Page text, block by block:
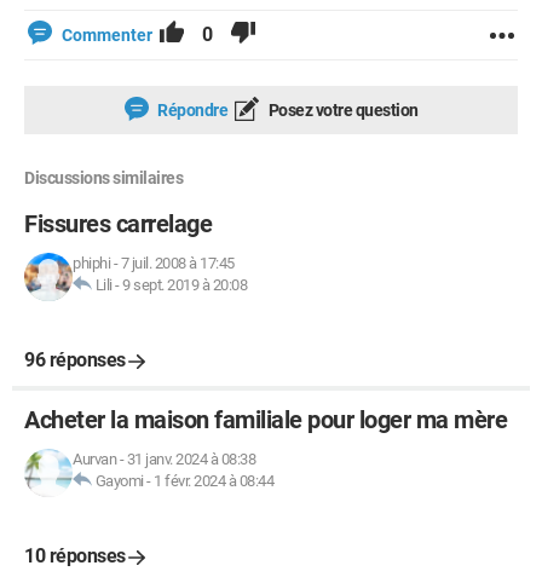
Commenter 0
Répondre Posez votre question
Discussions similaires
Fissures carrelage
phiphi -7 juil. 2008 à 17:45
Lili -9 sept. 2019 à 20:08
96 réponses
Acheter la maison familiale pour loger ma mère
Aurvan- 31 janv. 2024 à 08:38
Gayomi - 1 févr. 2024 à 08:44
10 réponses